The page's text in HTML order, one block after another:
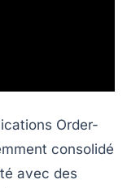
Order-
consolidé
avec des